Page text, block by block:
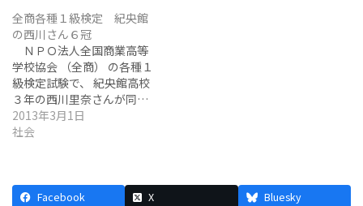
全商各種１級検定 紀央館
の西川さん６冠
ＮＰＯ法人全国商業高等
学校協会 （全商） の各種１
級検定試験で、 紀央館高校
３年の西川里奈さんが同…
2013年3月1日
社会
Facebook X
Bluesky